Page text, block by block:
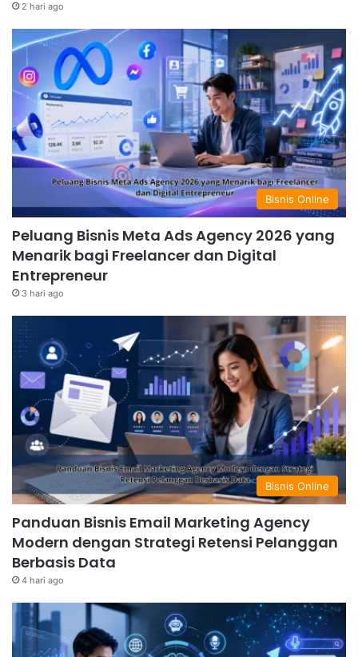
2 hari ago
Bisnis Online
Peluang Bisnis Meta Ads Agency 2026 yang
Menarik bagi Freelancer dan Digital
Entrepreneur
3 hari ago
Bisnis Online
Panduan Bisnis Email Marketing Agency
Modern dengan Strategi Retensi Pelanggan
Berbasis Data
4 hari ago